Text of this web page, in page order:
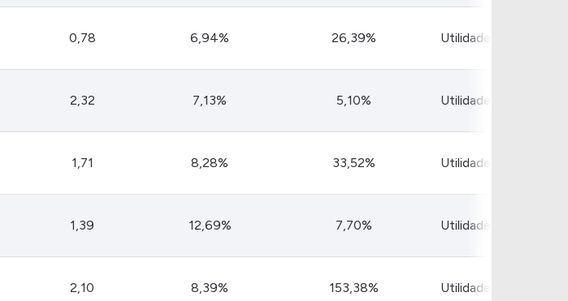
0,78 6,94% 26,39% Utilidade Pública
2,32 7,13% 5,10% Utilidade Pública
1,71 8,28% 33,52% Utilidade Pública
1,39 12,69% 7,70% Utilidade Pública
2,10 8,39% 153,38% Utilidade Pública